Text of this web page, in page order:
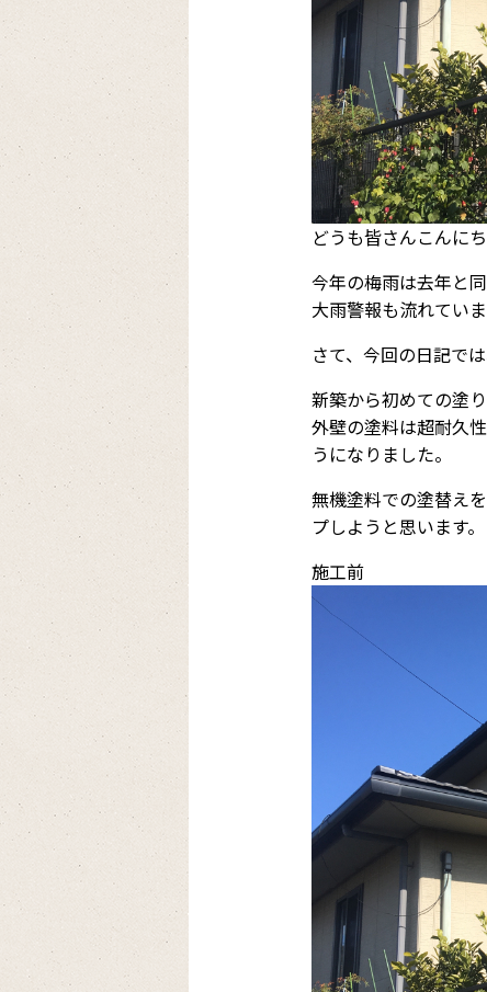
どうも皆さんこんに
今年の梅雨は去年と
大雨警報も流れてい
さて、今回の日記で
新築から初めての塗
外壁の塗料は超耐久
うになりました。
無機塗料での塗替え
プしようと思います。
施工前